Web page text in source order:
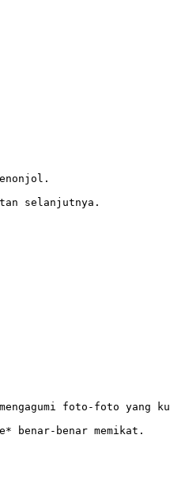
selanjutnya.
foto-foto yang
benar-benar memikat.